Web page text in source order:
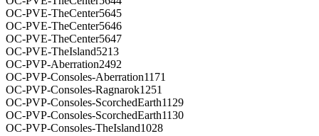
OC-PVE-TheCenter5645
OC-PVE-TheCenter5646
OC-PVE-TheCenter5647
OC-PVE-TheIsland5213
OC-PVP-Aberration2492
OC-PVP-Consoles-Aberration1171
OC-PVP-Consoles-Ragnarok1251
OC-PVP-Consoles-ScorchedEarth1129
OC-PVP-Consoles-ScorchedEarth1130
OC-PVP-Consoles-TheIsland1028